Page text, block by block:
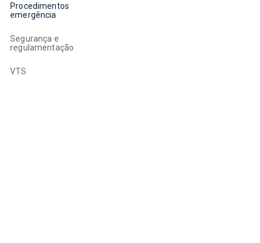
Procedimentos
emergência
Segurança e
regulamentação
VTS